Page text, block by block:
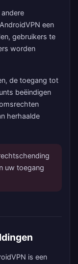
een
gebruikers te
worden
de toegang tot
beëindigen
herhaalde
uw toegang
is een